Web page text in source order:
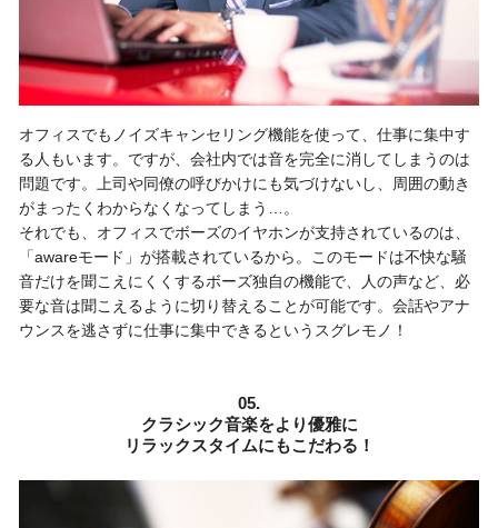
オフィスでもノイズキャンセリング機能を使って、仕事に集中す
る人もいます。ですが、会社内では音を完全に消してしまうのは
問題です。上司や同僚の呼びかけにも気づけないし、周囲の動き
がまったくわからなくなってしまう…。
それでも、オフィスでボーズのイヤホンが支持されているのは、
「awareモード」が搭載されているから。このモードは不快な騒
音だけを聞こえにくくするボーズ独自の機能で、人の声など、必
要な音は聞こえるように切り替えることが可能です。会話やアナ
ウンスを逃さずに仕事に集中できるというスグレモノ！
05.
クラシック音楽をより優雅に
リラックスタイムにもこだわる！